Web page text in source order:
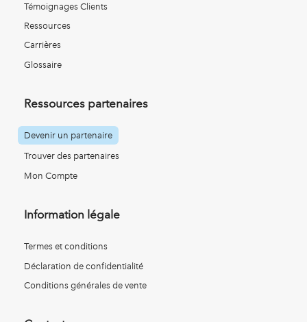
Témoignages Clients
Ressources
Carrières
Glossaire
Ressources partenaires
Devenir un partenaire
Trouver des partenaires
Mon Compte
Information légale
Termes et conditions
Déclaration de confidentialité
Conditions générales de vente